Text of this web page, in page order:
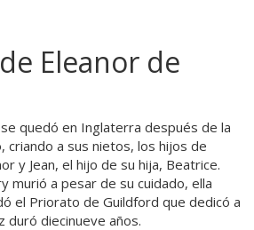
Eleanor de
quedó en Inglaterra después de la
criando a sus nietos, los hijos de
y Jean, el hijo de su hija, Beatrice.
murió a pesar de su cuidado, ella
el Priorato de Guildford que dedicó a
duró diecinueve años.